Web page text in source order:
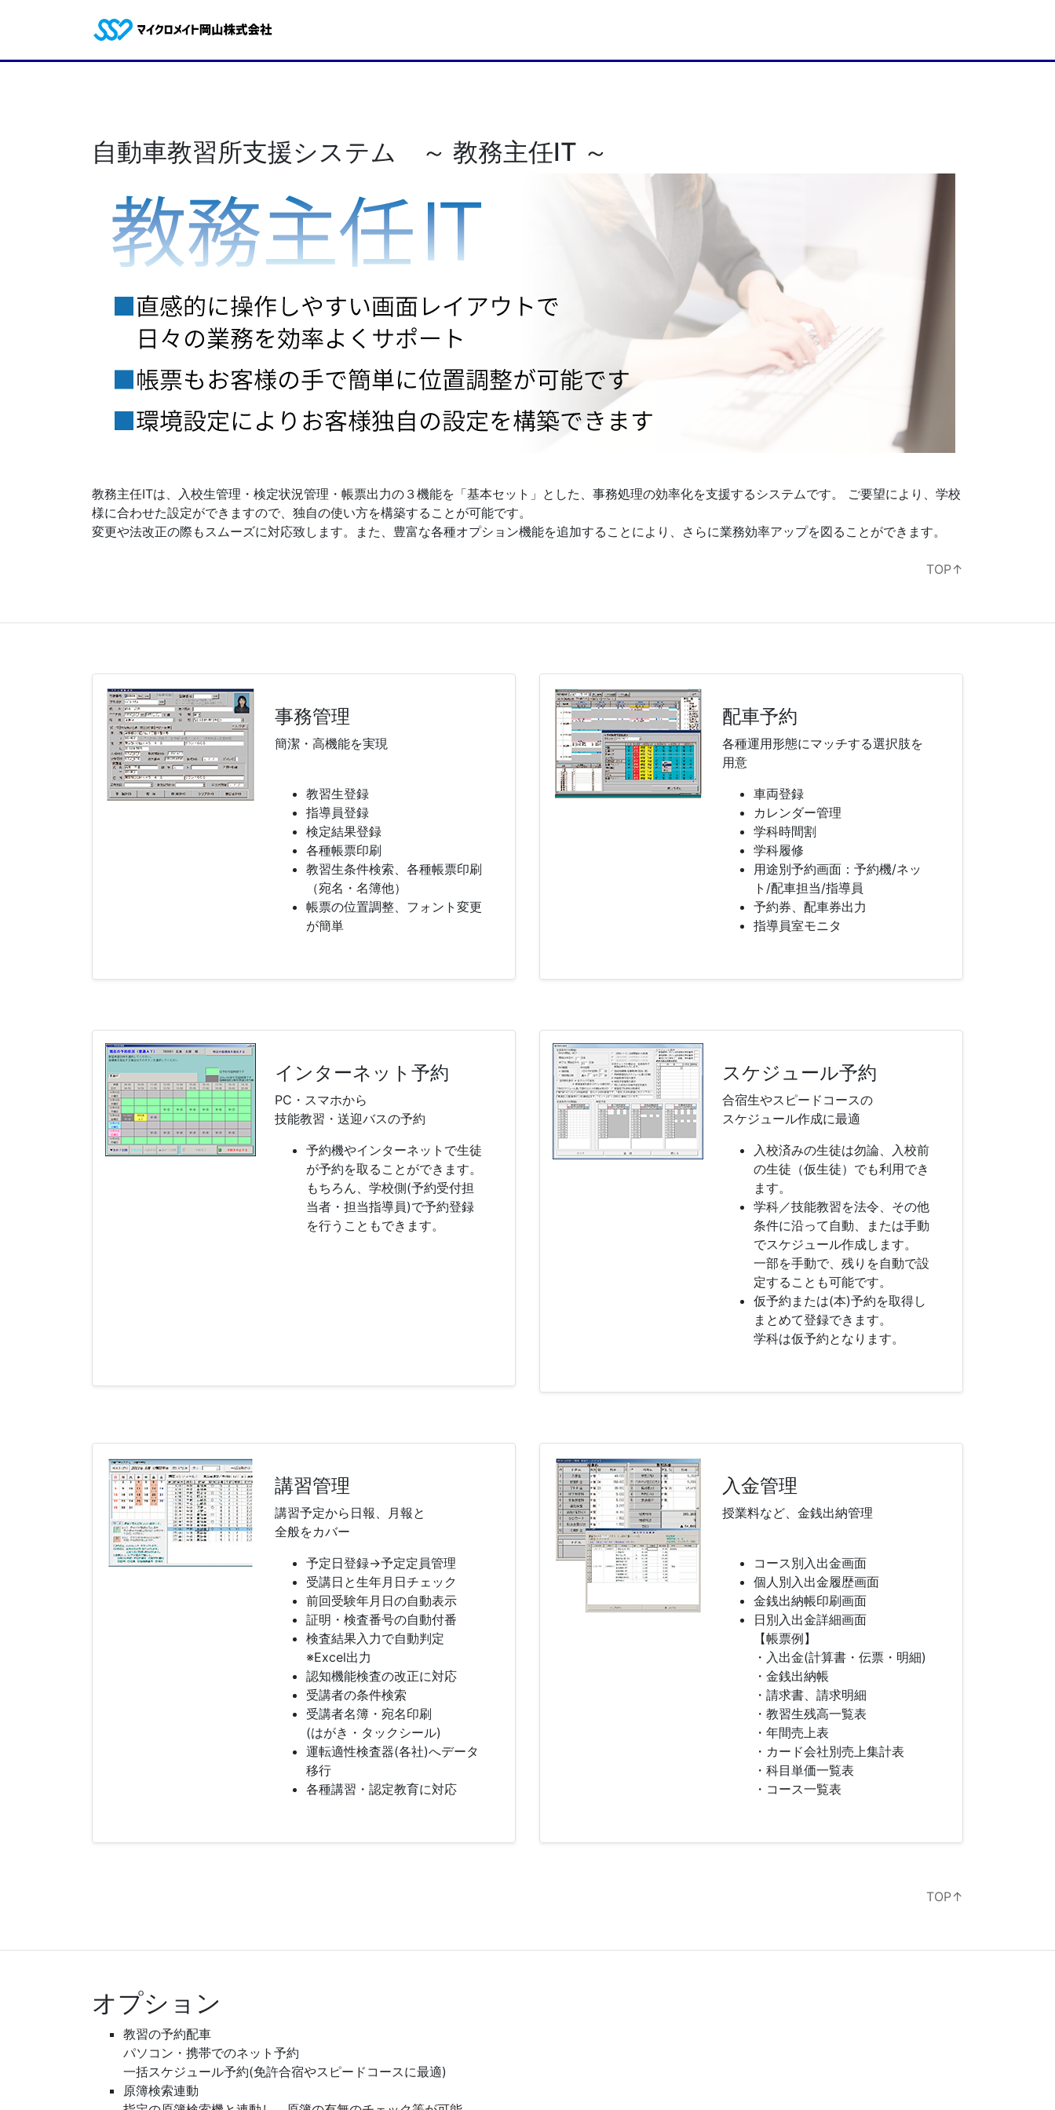
自動車教習所支援システム ～ 教務主任IT ～
教務主任ITは、入校生管理・検定状況管理・帳票出力の３機能を「基本セット」とした、事務処理の効率化を支援するシステムです。 ご要望により、学校
様に合わせた設定ができますので、独自の使い方を構築することが可能です。
変更や法改正の際もスムーズに対応致します。また、豊富な各種オプション機能を追加することにより、さらに業務効率アップを図ることができます。
TOP↑
事務管理
簡潔・高機能を実現
教習生登録
指導員登録
検定結果登録
各種帳票印刷
教習生条件検索、各種帳票印刷
（宛名・名簿他）
帳票の位置調整、フォント変更
が簡単
配車予約
各種運用形態にマッチする選択肢を
用意
車両登録
カレンダー管理
学科時間割
学科履修
用途別予約画面：予約機/ネッ
ト/配車担当/指導員
予約券、配車券出力
指導員室モニタ
インターネット予約
PC・スマホから
技能教習・送迎バスの予約
予約機やインターネットで生徒
が予約を取ることができます。
もちろん、学校側(予約受付担
当者・担当指導員)で予約登録
を行うこともできます。
スケジュール予約
合宿生やスピードコースの
スケジュール作成に最適
入校済みの生徒は勿論、入校前
の生徒（仮生徒）でも利用でき
ます。
学科／技能教習を法令、その他
条件に沿って自動、または手動
でスケジュール作成します。
一部を手動で、残りを自動で設
定することも可能です。
仮予約または(本)予約を取得し
まとめて登録できます。
学科は仮予約となります。
講習管理
講習予定から日報、月報と
全般をカバー
予定日登録→予定定員管理
受講日と生年月日チェック
前回受験年月日の自動表示
証明・検査番号の自動付番
検査結果入力で自動判定
※Excel出力
認知機能検査の改正に対応
受講者の条件検索
受講者名簿・宛名印刷
(はがき・タックシール)
運転適性検査器(各社)へデータ
移行
各種講習・認定教育に対応
入金管理
授業料など、金銭出納管理
コース別入出金画面
個人別入出金履歴画面
金銭出納帳印刷画面
日別入出金詳細画面
【帳票例】
・入出金(計算書・伝票・明細)
・金銭出納帳
・請求書、請求明細
・教習生残高一覧表
・年間売上表
・カード会社別売上集計表
・科目単価一覧表
・コース一覧表
TOP↑
オプション
教習の予約配車
パソコン・携帯でのネット予約
一括スケジュール予約(免許合宿やスピードコースに最適)
原簿検索連動